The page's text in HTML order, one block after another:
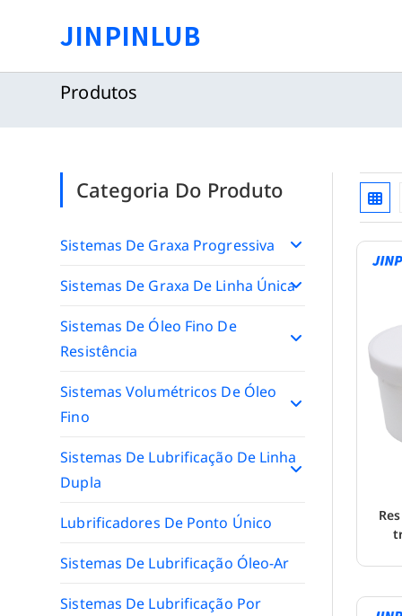
conteúdo
JINPINLUB
Produtos
Categoria Do Produto
Sistemas De Graxa Progressiva
Sistemas De Graxa De Linha Única
Sistemas De Óleo Fino De
Resistência
Sistemas Volumétricos De Óleo
Fino
Sistemas De Lubrificação De Linha
Dupla
Lubrificadores De Ponto Único
Sistemas De Lubrificação Óleo-Ar
Sistemas De Lubrificação Por